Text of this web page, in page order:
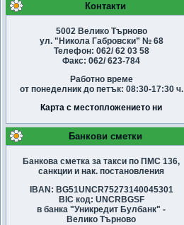
Контакти
5002 Велико Търново
ул. "Никола Габровски” № 68
Телефон: 062/ 62 03 58
Факс: 062/ 623-784
Работно време
от понеделник до петък: 08:30-17:30 ч.
Карта с местопложението ни
Банкови сметки
Банкова сметка за такси по ПМС 136,
санкции и нак. постановления
IBAN: BG51UNCR75273140045301
BIC код: UNCRBGSF
в банка "Уникредит Булбанк" -
Велико Търново